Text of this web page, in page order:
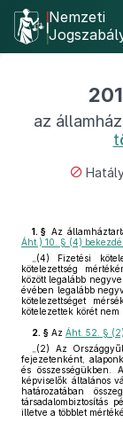
Nemzeti
az
1. § Az
Áht.) 10. § (4)
„(4) Fizetési
kötelezettség
között legalább
évében legalább
kötelezettséget
kötelezettek körét nem
2. § Az Áht. 52. §
„(2) Az
fejezetenként,
és összességükben.
képviselők általános
határozatában
társadalombiztosítás
illetve a többlet